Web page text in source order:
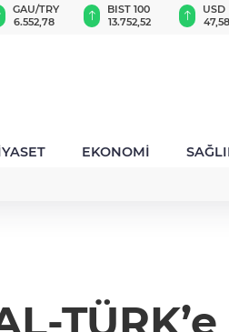
“Kuğu Gölü”
GAU/TRY
6.552,78
BIST 100
13.752,52
USD
EKONOMİ